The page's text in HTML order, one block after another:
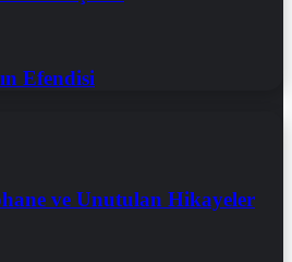
Efendisi
ve Unutulan Hikayeler